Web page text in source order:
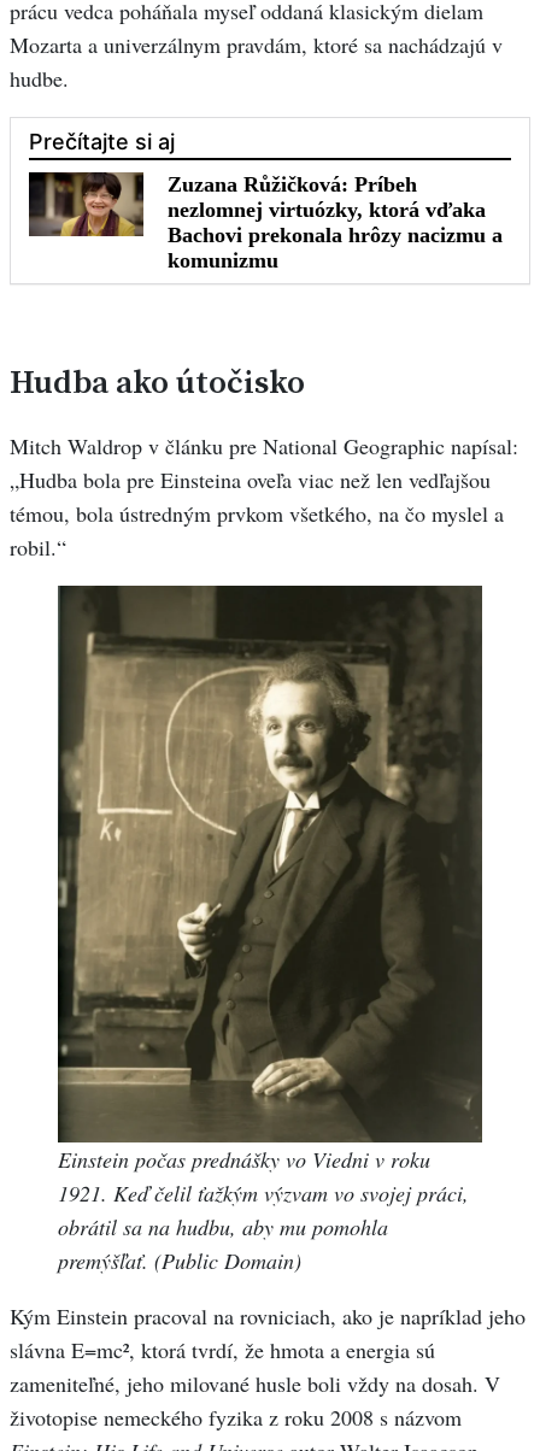
prácu vedca poháňala myseľ oddaná klasickým dielam
Mozarta a univerzálnym pravdám, ktoré sa nachádzajú v
hudbe.
Hudba ako útočisko
Mitch Waldrop v článku pre National Geographic napísal:
„Hudba bola pre Einsteina oveľa viac než len vedľajšou
témou, bola ústredným prvkom všetkého, na čo myslel a
robil.“
Einstein počas prednášky vo Viedni v roku
1921. Keď čelil ťažkým výzvam vo svojej práci,
obrátil sa na hudbu, aby mu pomohla
premýšľať. (Public Domain)
Kým Einstein pracoval na rovniciach, ako je napríklad jeho
slávna E=mc², ktorá tvrdí, že hmota a energia sú
zameniteľné, jeho milované husle boli vždy na dosah. V
životopise nemeckého fyzika z roku 2008 s názvom